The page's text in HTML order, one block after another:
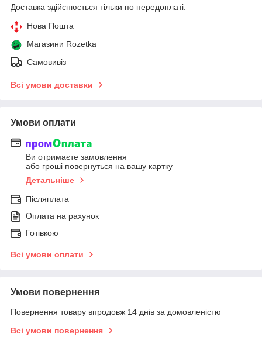
Доставка здійснюється тільки по передоплаті.
Нова Пошта
Магазини Rozetka
Самовивіз
Всі умови доставки
Умови оплати
Ви отримаєте замовлення
або гроші повернуться на вашу картку
Детальніше
Післяплата
Оплата на рахунок
Готівкою
Всі умови оплати
Умови повернення
Повернення товару впродовж 14 днів за домовленістю
Всі умови повернення